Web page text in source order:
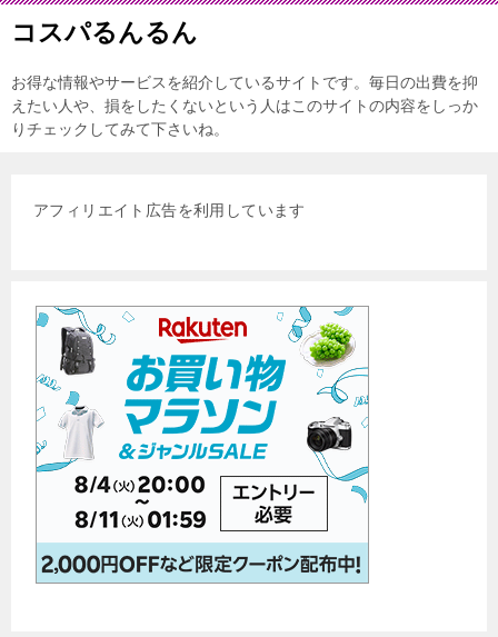
コスパるんるん
お得な情報やサービスを紹介しているサイトです。毎日の出費を抑
えたい人や、損をしたくないという人はこのサイトの内容をしっか
りチェックしてみて下さいね。
アフィリエイト広告を利用しています